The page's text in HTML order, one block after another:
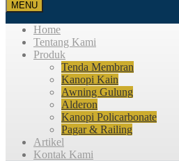
MENU
Home
Tentang Kami
Produk
Tenda Membran
Kanopi Kain
Awning Gulung
Alderon
Kanopi Policarbonate
Pagar & Railing
Artikel
Kontak Kami